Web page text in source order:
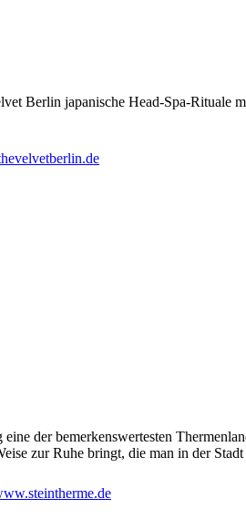
Berlin japanische Head-Spa-Rituale
der bemerkenswertesten
zur Ruhe bringt, die man in der